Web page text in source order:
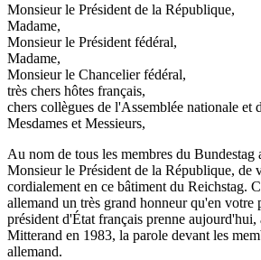
Monsieur le Président de la République,
Madame,
Monsieur le Président fédéral,
Madame,
Monsieur le Chancelier fédéral,
très chers hôtes français,
chers collègues de l'Assemblée nationale et
Mesdames et Messieurs,
Au nom de tous les membres du
Monsieur le Président de la République, de
cordialement en ce bâtiment du Reichstag.
allemand un très grand honneur qu'en votre
président d'État français prenne aujourd'hui,
Mitterand en 1983, la parole devant les
allemand.